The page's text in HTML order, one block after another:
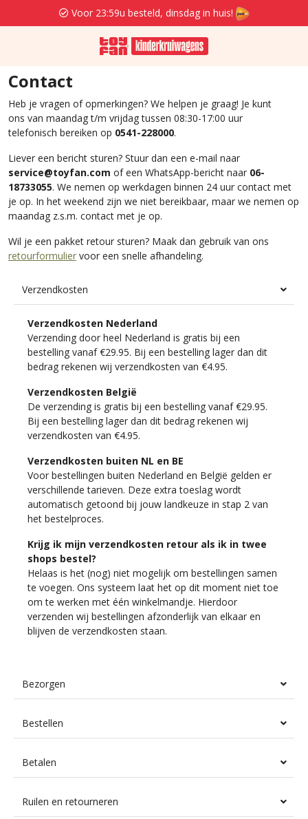
Voor 23:59u besteld, dinsdag in huis!
Contact
Heb je vragen of opmerkingen? We helpen je graag! Je kunt
ons van maandag t/m vrijdag tussen 08:30-17:00 uur
telefonisch bereiken op 0541-228000.
Liever een bericht sturen? Stuur dan een e-mail naar
service@toyfan.com of een WhatsApp-bericht naar 06-
18733055. We nemen op werkdagen binnen 24 uur contact met
je op. In het weekend zijn we niet bereikbaar, maar we nemen op
maandag z.s.m. contact met je op.
Wil je een pakket retour sturen? Maak dan gebruik van ons
retourformulier voor een snelle afhandeling.
Verzendkosten
Verzendkosten Nederland
Verzending door heel Nederland is gratis bij een
bestelling vanaf €29.95. Bij een bestelling lager dan dit
bedrag rekenen wij verzendkosten van €4.95.
Verzendkosten België
De verzending is gratis bij een bestelling vanaf €29.95.
Bij een bestelling lager dan dit bedrag rekenen wij
verzendkosten van €4.95.
Verzendkosten buiten NL en BE
Voor bestellingen buiten Nederland en België gelden er
verschillende tarieven. Deze extra toeslag wordt
automatisch getoond bij jouw landkeuze in stap 2 van
het bestelproces.
Krijg ik mijn verzendkosten retour als ik in twee
shops bestel?
Helaas is het (nog) niet mogelijk om bestellingen samen
te voegen. Ons systeem laat het op dit moment niet toe
om te werken met één winkelmandje. Hierdoor
verzenden wij bestellingen afzonderlijk van elkaar en
blijven de verzendkosten staan.
Bezorgen
Bestellen
Betalen
Ruilen en retourneren